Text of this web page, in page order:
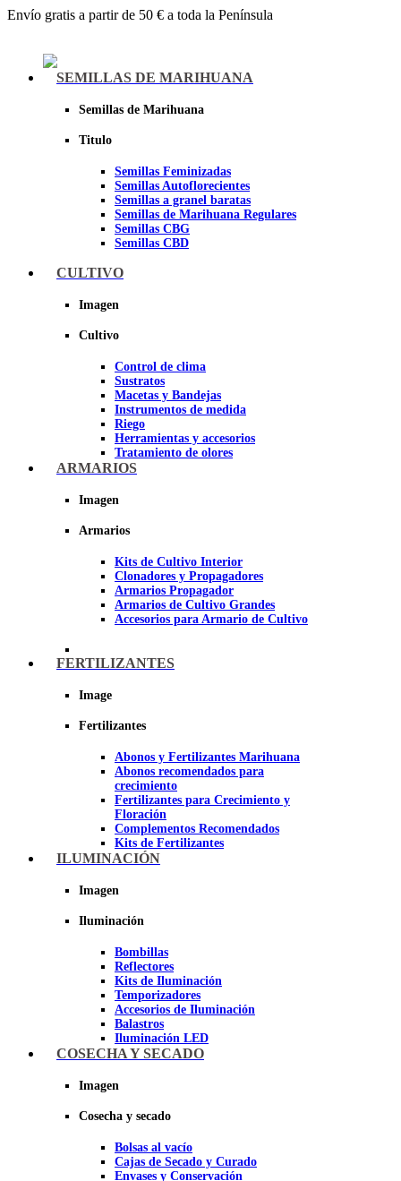
Envío gratis a partir de 50 € a toda la Península
SEMILLAS DE MARIHUANA
Semillas de Marihuana
Titulo
Semillas Feminizadas
Semillas Autoflorecientes
Semillas a granel baratas
Semillas de Marihuana Regulares
Semillas CBG
Semillas CBD
Sheer seeds
CULTIVO
Imagen
Cultivo
Control de clima
Sustratos
Macetas y Bandejas
Instrumentos de medida
Riego
Herramientas y accesorios
Tratamiento de olores
Insecticidas y fungicidas
Papel Reflectante para cultivo de
ARMARIOS
Imagen
Armarios
Kits de Cultivo Interior
Clonadores y Propagadores
Armarios Propagador
Armarios de Cultivo Grandes
Accesorios para Armario de Cultivo
FERTILIZANTES
Image
Fertilizantes
Abonos y Fertilizantes Marihuana
Abonos recomendados para
crecimiento
Fertilizantes para Crecimiento y
Floración
Complementos Recomendados
Kits de Fertilizantes
ILUMINACIÓN
Imagen
Iluminación
Bombillas
Reflectores
Kits de Iluminación
Temporizadores
Accesorios de Iluminación
Balastros
Iluminación LED
Iluminación LEC
COSECHA Y SECADO
Imagen
Cosecha y secado
Bolsas al vacío
Cajas de Secado y Curado
Envases y Conservación